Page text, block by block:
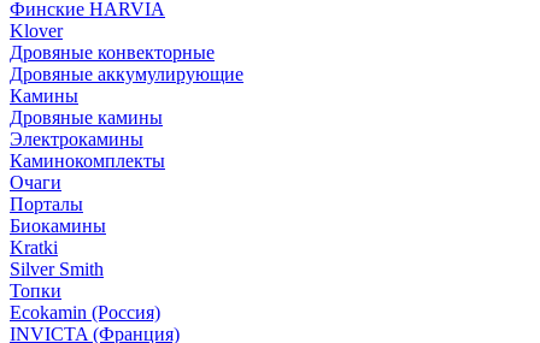
Финские HARVIA
Klover
Дровяные конвекторные
Дровяные аккумулирующие
Камины
Дровяные камины
Электрокамины
Каминокомплекты
Очаги
Порталы
Биокамины
Kratki
Silver Smith
Топки
Ecokamin (Россия)
INVICTA (Франция)